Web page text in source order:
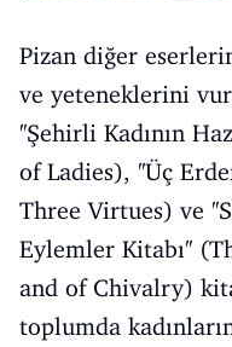
Pizan diğer
ve yeteneklerini
''Şehirli Kadının
of Ladies), ''Üç
Three Virtues) ve
Eylemler Kitabı''
and of Chivalry)
toplumda